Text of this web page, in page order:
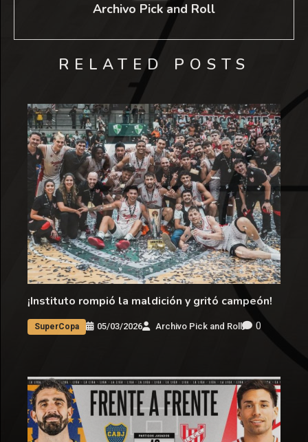
Archivo Pick and Roll
RELATED POSTS
¡Instituto rompió la maldición y gritó campeón!
SuperCopa 05/03/2026 Archivo Pick and Roll 0